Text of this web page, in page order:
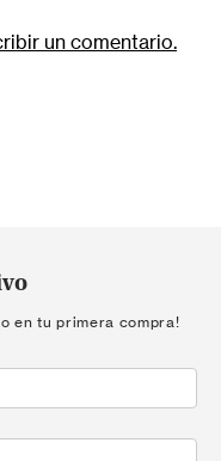
un comentario.
en tu primera compra!